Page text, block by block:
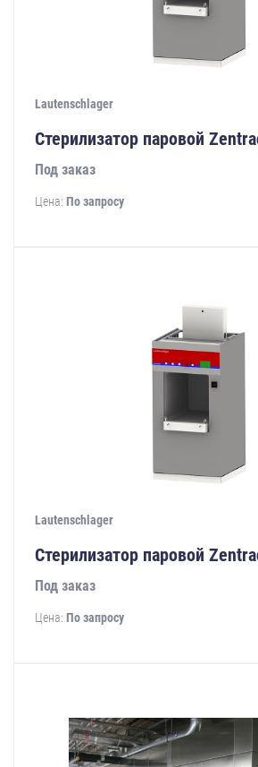
Lautenschlager
Стерилизатор паровой
Под заказ
Цена: По запросу
Lautenschlager
Стерилизатор паровой
Под заказ
Цена: По запросу